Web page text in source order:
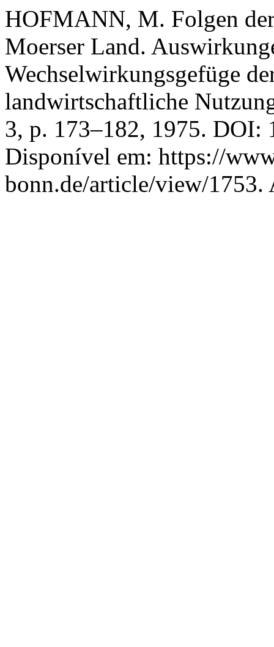
HOFMANN, M. Folgen
Moerser Land.
Wechselwirkungsgefüge
landwirtschaftliche
3, p. 173–182, 1975. DOI:
Disponível em: https://
bonn.de/article/view/1753.